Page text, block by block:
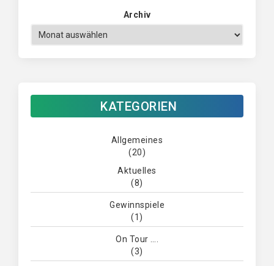
Archiv
KATEGORIEN
Allgemeines
(20)
Aktuelles
(8)
Gewinnspiele
(1)
On Tour ….
(3)